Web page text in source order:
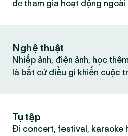
để tham gia hoạt động ngoài
Nghệ thuật
Nhiếp ảnh, điện ảnh, học
là bất cứ điều gì khiến cuộc
Tụ tập
Đi concert, festival, karaoke